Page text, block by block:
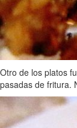
Otro de los platos
pasadas de fritura.